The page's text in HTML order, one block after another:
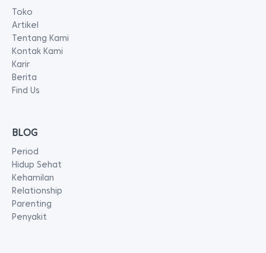
Toko
Artikel
Tentang Kami
Kontak Kami
Karir
Berita
Find Us
BLOG
Period
Hidup Sehat
Kehamilan
Relationship
Parenting
Penyakit